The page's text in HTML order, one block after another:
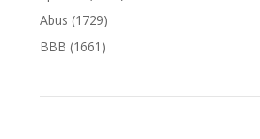
Abus (1729)
BBB (1661)